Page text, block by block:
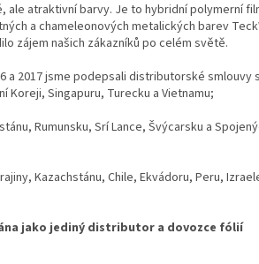
ale atraktivní barvy. Je to hybridní polymerní
a chameleonových metalických barev
zájem našich zákazníků po celém světě.
a 2017 jsme podepsali distributorské smlouvy s
Koreji, Singapuru, Turecku a Vietnamu;
Rumunsku, Srí Lance, Švýcarsku a
Kazachstánu, Chile, Ekvádoru, Peru,
jako jediný distributor a dovozce fólií